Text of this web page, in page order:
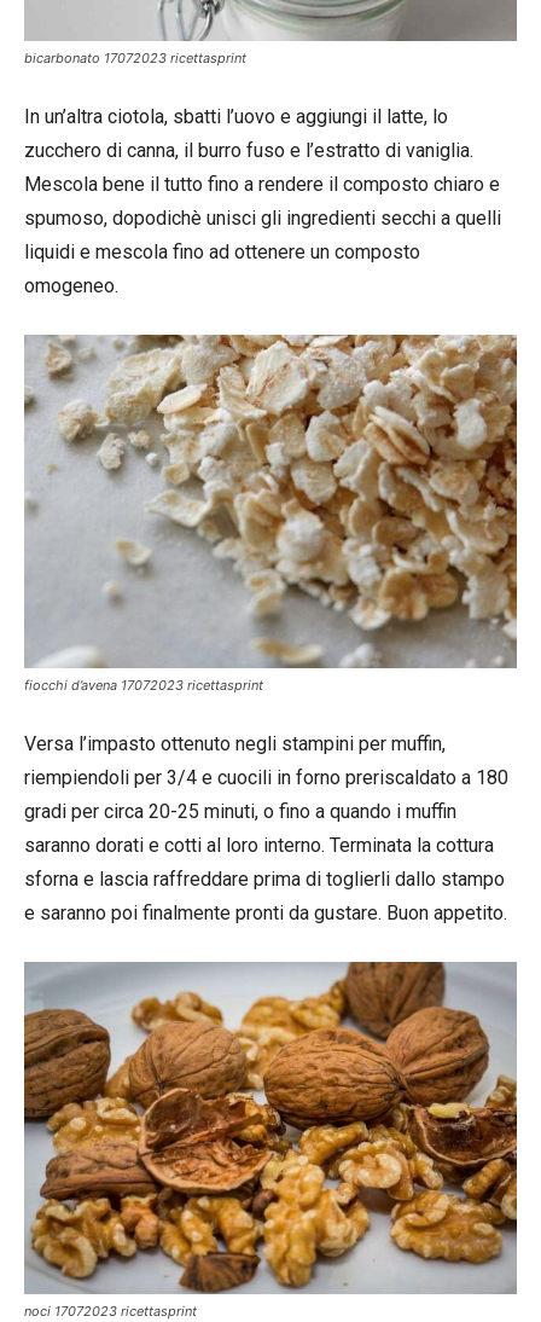
bicarbonato 17072023 ricettasprint
In un’altra ciotola, sbatti l’uovo e aggiungi il latte, lo
zucchero di canna, il burro fuso e l’estratto di vaniglia.
Mescola bene il tutto fino a rendere il composto chiaro e
spumoso, dopodichè unisci gli ingredienti secchi a quelli
liquidi e mescola fino ad ottenere un composto
omogeneo.
fiocchi d’avena 17072023 ricettasprint
Versa l’impasto ottenuto negli stampini per muffin,
riempiendoli per 3/4 e cuocili in forno preriscaldato a 180
gradi per circa 20-25 minuti, o fino a quando i muffin
saranno dorati e cotti al loro interno. Terminata la cottura
sforna e lascia raffreddare prima di toglierli dallo stampo
e saranno poi finalmente pronti da gustare. Buon appetito.
noci 17072023 ricettasprint